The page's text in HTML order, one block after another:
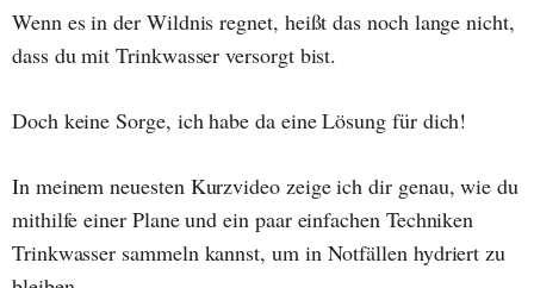
Wenn es in der Wildnis regnet, heißt das noch lange nicht,
dass du mit Trinkwasser versorgt bist.
Doch keine Sorge, ich habe da eine Lösung für dich!
In meinem neuesten Kurzvideo zeige ich dir genau, wie du
mithilfe einer Plane und ein paar einfachen Techniken
Trinkwasser sammeln kannst, um in Notfällen hydriert zu